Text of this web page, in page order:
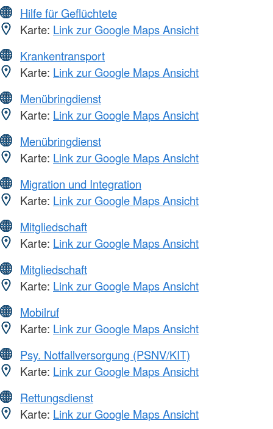
Hilfe für Geflüchtete
Karte: Link zur Google Maps Ansicht
Krankentransport
Karte: Link zur Google Maps Ansicht
Menübringdienst
Karte: Link zur Google Maps Ansicht
Menübringdienst
Karte: Link zur Google Maps Ansicht
Migration und Integration
Karte: Link zur Google Maps Ansicht
Mitgliedschaft
Karte: Link zur Google Maps Ansicht
Mitgliedschaft
Karte: Link zur Google Maps Ansicht
Mobilruf
Karte: Link zur Google Maps Ansicht
Psy. Notfallversorgung (PSNV/KIT)
Karte: Link zur Google Maps Ansicht
Rettungsdienst
Karte: Link zur Google Maps Ansicht